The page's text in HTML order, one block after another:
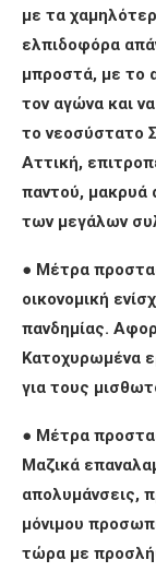
με τα
ελπιδοφόρα
μπροστά, με το
τον αγώνα και
το νεοσύστατο
Αττική,
παντού, μακρυά
των μεγάλων
● Μέτρα
οικονομική
πανδημίας.
Κατοχυρωμένα
για τους
● Μέτρα
Μαζικά
απολυμάνσεις,
μόνιμου
τώρα με